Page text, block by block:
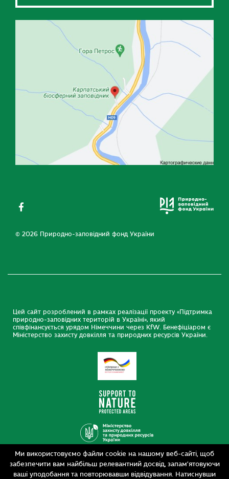
Ми використовуємо файли cookie на нашому веб-сайті, щоб
забезпечити вам найбільш релевантний досвід, запам’ятовуючи
ваші уподобання та повторювавши відвідування. Натиснувши
© 2026 Природно-заповідний фонд України
Цей сайт розроблений в рамках реалізації проекту «Підтримка
природно-заповідних територій в Україні», який
співфінансується урядом Німеччини через KfW. Бенефіціаром є
Міністерство захисту довкілля та природних ресурсів України.
Дизайн
Розробка
siteGist